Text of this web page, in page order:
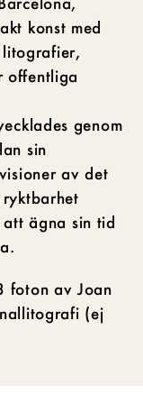
konst med
offentliga
genom
sin
av det
ägna sin tid
foton av Joan
(ej